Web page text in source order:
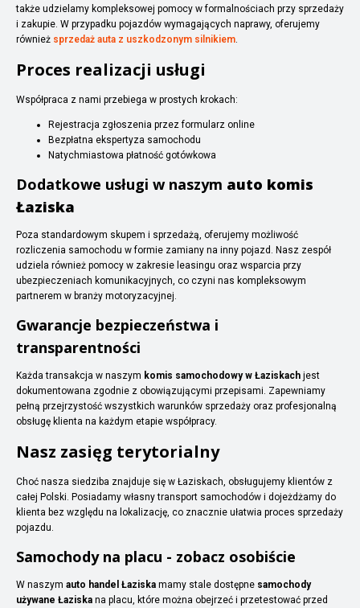
także udzielamy kompleksowej pomocy w formalnościach przy sprzedaży
i zakupie. W przypadku pojazdów wymagających naprawy, oferujemy
również sprzedaż auta z uszkodzonym silnikiem.
Proces realizacji usługi
Współpraca z nami przebiega w prostych krokach:
Rejestracja zgłoszenia przez formularz online
Bezpłatna ekspertyza samochodu
Natychmiastowa płatność gotówkowa
Dodatkowe usługi w naszym auto komis
Łaziska
Poza standardowym skupem i sprzedażą, oferujemy możliwość
rozliczenia samochodu w formie zamiany na inny pojazd. Nasz zespół
udziela również pomocy w zakresie leasingu oraz wsparcia przy
ubezpieczeniach komunikacyjnych, co czyni nas kompleksowym
partnerem w branży motoryzacyjnej.
Gwarancje bezpieczeństwa i
transparentności
Każda transakcja w naszym komis samochodowy w Łaziskach jest
dokumentowana zgodnie z obowiązującymi przepisami. Zapewniamy
pełną przejrzystość wszystkich warunków sprzedaży oraz profesjonalną
obsługę klienta na każdym etapie współpracy.
Nasz zasięg terytorialny
Choć nasza siedziba znajduje się w Łaziskach, obsługujemy klientów z
całej Polski. Posiadamy własny transport samochodów i dojeżdżamy do
klienta bez względu na lokalizację, co znacznie ułatwia proces sprzedaży
pojazdu.
Samochody na placu - zobacz osobiście
W naszym auto handel Łaziska mamy stale dostępne samochody
używane Łaziska na placu, które można obejrzeć i przetestować przed